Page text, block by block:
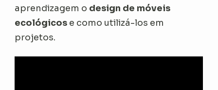
aprendizagem o design de móveis
ecológicos e como utilizá-los em
projetos.